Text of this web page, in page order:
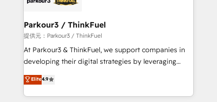
companies scale faster and smarter. 🔹 BOOMS:
Demand generation for all your buyers With BOOMS,
you invest in 100% of your buyers, accelerating your
growth and positioning yourself as an undisputed
transformation process A methodology designed to
implement HubSpot effectively and optimize your
Parkour3 / ThinkFuel
提供元：Parkour3 / ThinkFuel
At Parkour3 & ThinkFuel, we support companies in
developing their digital strategies by leveraging
technologies and automating their marketing and
sales processes to generate growth. Our offer spans
from Strategy to Operations. We specialize in CRM
Elite4.9